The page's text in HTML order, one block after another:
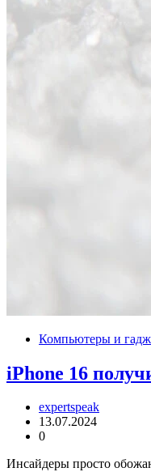
Компьютеры и
iPhone 16
expertspeak
13.07.2024
0
Инсайдеры просто